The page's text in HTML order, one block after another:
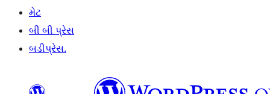
મેટ
બી બી પ્રેસ
બડીપ્રેસ.